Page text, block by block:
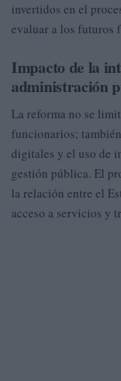
invertidos en el
evaluar a los futuros
Impacto de la
administración
La reforma no se
funcionarios;
digitales y el uso de
gestión pública. El
la relación entre el
acceso a servicios y